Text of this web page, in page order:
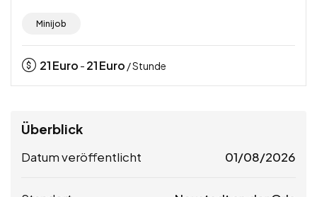
Minijob
21Euro - 21Euro / Stunde
Überblick
Datum veröffentlicht 01/08/2026